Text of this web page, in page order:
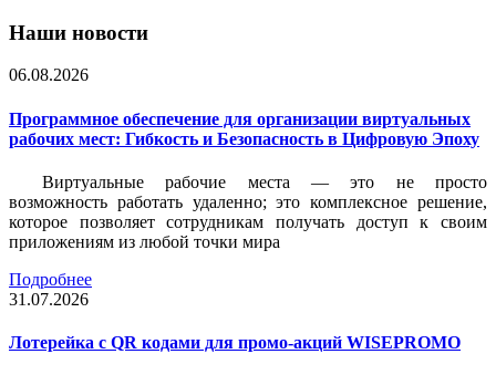
Наши новости
06.08.2026
Программное обеспечение для организации виртуальных
рабочих мест: Гибкость и Безопасность в Цифровую Эпоху
Виртуальные рабочие места — это не просто
возможность работать удаленно; это комплексное решение,
которое позволяет сотрудникам получать доступ к своим
приложениям из любой точки мира
Подробнее
31.07.2026
Лотерейка c QR кодами для промо-акций WISEPROMO